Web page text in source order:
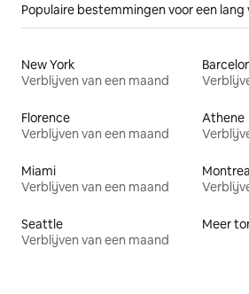
Populaire bestemmingen voor een
New York
Verblijven van een maand
Florence
Verblijven van een maand
Athene
Miami
Verblijven van een maand
Seattle
Verblijven van een maand
Meer